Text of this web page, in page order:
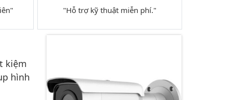
"Hỗ trợ kỹ thuật miễn phí."
kiệm
hình